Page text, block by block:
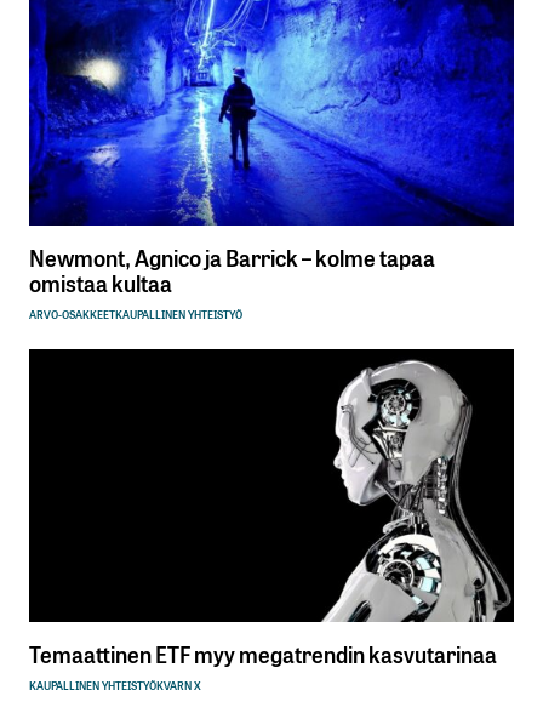
Newmont, Agnico ja Barrick – kolme tapaa
omistaa kultaa
ARVO-OSAKKEETKAUPALLINEN YHTEISTYÖ
Temaattinen ETF myy megatrendin kasvutarinaa
KAUPALLINEN YHTEISTYÖKVARN X